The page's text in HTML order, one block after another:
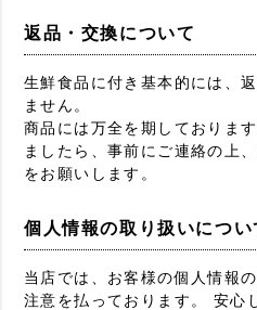
返品・交換について
生鮮食品に付き基本的には、
ません。
商品には万全を期しておりま
ましたら、事前にご連絡の上
をお願いします。
個人情報の取り扱いについ
当店では、お客様の個人情報
注意を払っております。 安心